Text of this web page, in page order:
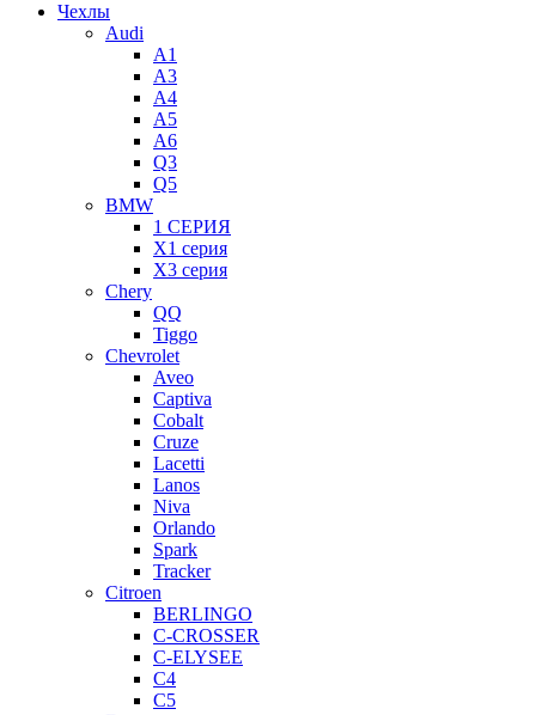
Чехлы
Audi
A1
A3
A4
A5
A6
Q3
Q5
BMW
1 СЕРИЯ
X1 серия
X3 серия
Chery
QQ
Tiggo
Chevrolet
Aveo
Captiva
Cobalt
Cruze
Lacetti
Lanos
Niva
Orlando
Spark
Tracker
Citroen
BERLINGO
C-CROSSER
C-ELYSEE
C4
C5